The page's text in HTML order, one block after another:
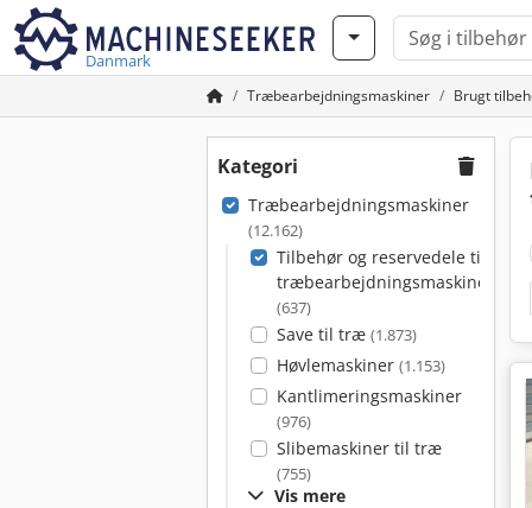
Danmark
Træbearbejdningsmaskiner Brugt
Kategori
Træbearbejdningsmaskiner
(12.162)
Tilbehør og reservedele til
træbearbejdningsmaskiner
(637)
Save til træ (1.873)
Høvlemaskiner (1.153)
Kantlimeringsmaskiner
(976)
Slibemaskiner til træ
(755)
Vis mere